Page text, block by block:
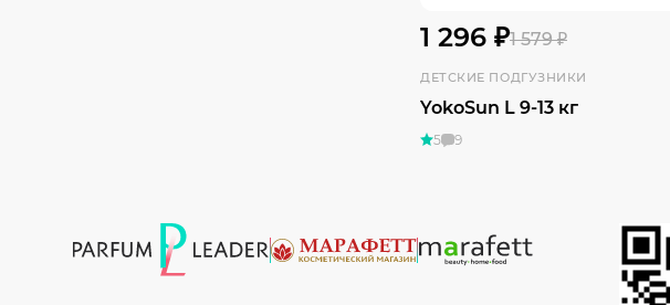
1 296 ₽1 579 ₽
ДЕТСКИЕ ПОДГУЗНИКИ
YokoSun L 9-13 кг
5 9